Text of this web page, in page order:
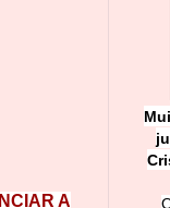
A
Cri